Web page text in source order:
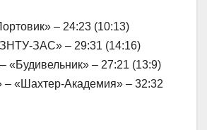
– 24:23 (10:13)
ЗАС» – 29:31 (14:16)
«Будивельник» – 27:21 (13:9)
– «Шахтер-Академия» – 32:32